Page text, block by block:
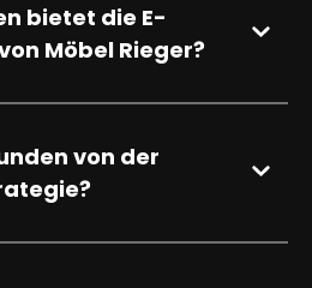
bietet die E-
Möbel Rieger?
von der